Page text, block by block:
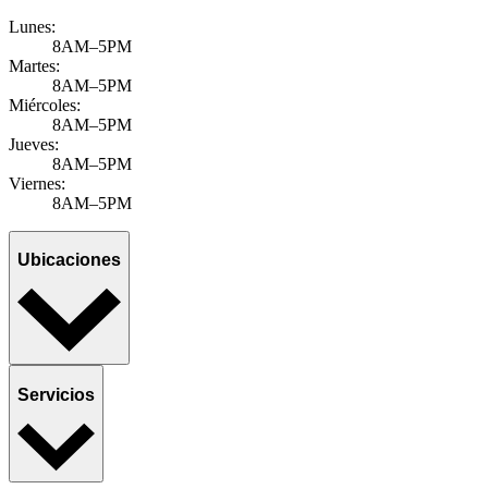
Lunes:
8AM–5PM
Martes:
8AM–5PM
Miércoles:
8AM–5PM
Jueves:
8AM–5PM
Viernes:
8AM–5PM
Ubicaciones
Servicios